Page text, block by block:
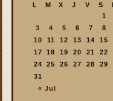
El valor infinto de la
En la Santa Misa Dios
da todo
En la Santa Misa la
se ofrece a sí misma
En la Santa Misa
L
M X J V S
« Jul
1
3
4 5 6 7 8
10
11 12 13 14 15
17
18 19 20 21 22
24
25 26 27 28 29
31